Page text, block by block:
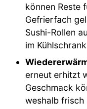
können Reste
Gefrierfach
Sushi-Rollen
im
erneut erhitzt
Geschmack
weshalb frisch